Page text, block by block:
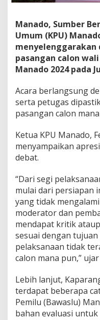
U
M
a
n
a
d
S
u
k
s
s
G
r
D
e
b
a
t
P
e
r
m
a
Manado, Sumber
Umum (KPU)
pasangan calon
Manado 2024 pada
Acara berlangsung
serta petugas
pasangan calon
Ketua KPU Manado,
menyampaikan
debat.
“Dari segi
mulai dari
yang tidak
moderator dan
mendapat kritik
sesuai dengan
pelaksanaan tidak
calon mana pun,”
Lebih lanjut,
terdapat beberapa
Pemilu (Bawaslu)
bahan evaluasi